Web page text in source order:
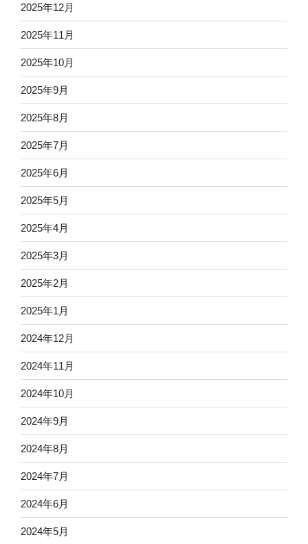
2025年12月
2025年11月
2025年10月
2025年9月
2025年8月
2025年7月
2025年6月
2025年5月
2025年4月
2025年3月
2025年2月
2025年1月
2024年12月
2024年11月
2024年10月
2024年9月
2024年8月
2024年7月
2024年6月
2024年5月